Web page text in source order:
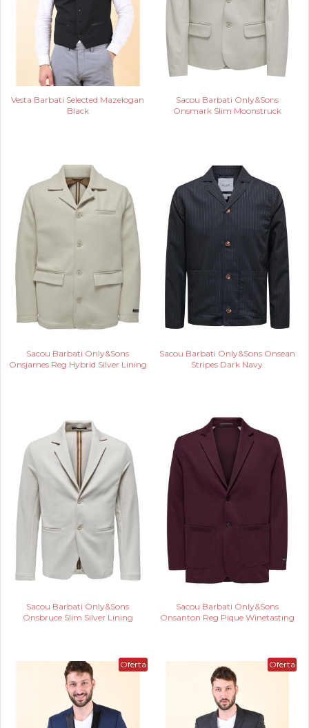
Vesta Barbati Selected Mazelogan
Black
Sacou Barbati Only&Sons
Onsmark Slim Moonstruck
Sacou Barbati Only&Sons
Onsjames Reg Hybrid Silver Lining
Sacou Barbati Only&Sons Onsean
Stripes Dark Navy
Sacou Barbati Only&Sons
Onsbruce Slim Silver Lining
Sacou Barbati Only&Sons
Onsanton Reg Pique Winetasting
Oferta Oferta